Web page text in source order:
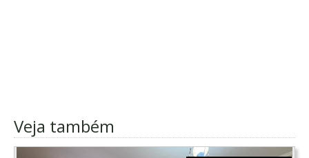
Veja também